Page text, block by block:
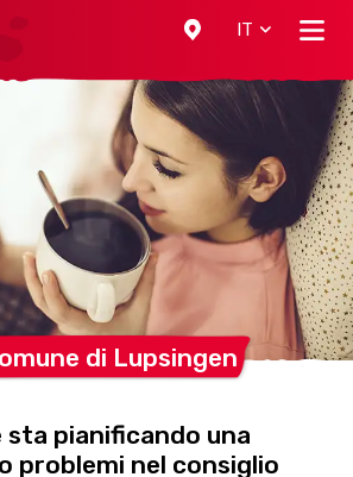
IT
di Lupsingen
sta pianificando una
problemi nel consiglio